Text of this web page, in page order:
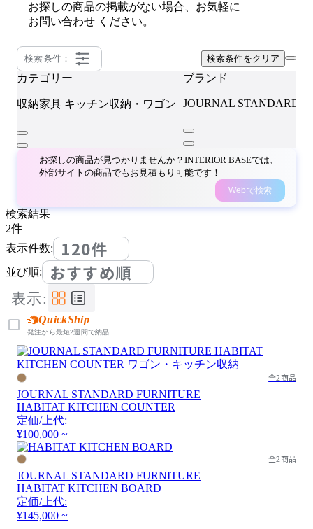
お探しの商品の掲載がない場合、お気軽に
お問い合わせ ください。
検索条件： 検索条件をクリア
カテゴリー
収納家具 キッチン収納・ワゴン
ブランド
JOURNAL STANDARD
お探しの商品が見つかりませんか？INTERIOR BASEでは、
外部サイトの商品でもお見積もり可能です！
Webで検索
検索結果
2件
表示件数:
120件
並び順: おすすめ順
表示:
QuickShip
発注から最短2週間で納品
全2商品
JOURNAL STANDARD FURNITURE
HABITAT KITCHEN COUNTER
定価/上代:
¥100,000 ~
全2商品
JOURNAL STANDARD FURNITURE
HABITAT KITCHEN BOARD
定価/上代:
¥145,000 ~